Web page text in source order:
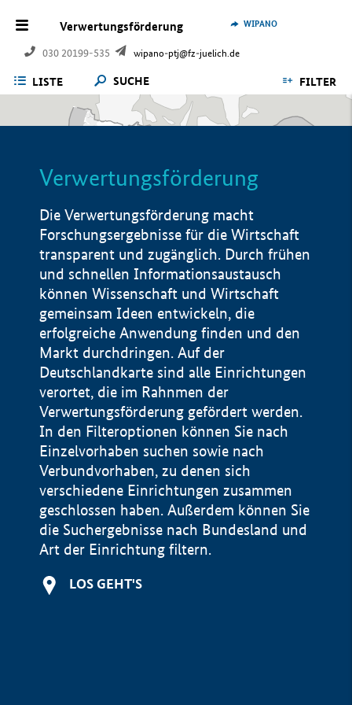
Verwertungsförderung
030 20199-535 wipano-ptj@fz-juelich.de
WIPANO
LISTE SUCHE FILTER
Verwertungsförderung
Die Verwertungsförderung macht
Forschungsergebnisse für die Wirtschaft
transparent und zugänglich. Durch frühen
und schnellen Informationsaustausch
können Wissenschaft und Wirtschaft
gemeinsam Ideen entwickeln, die
erfolgreiche Anwendung finden und den
Markt durchdringen. Auf der
Deutschlandkarte sind alle Einrichtungen
verortet, die im Rahnmen der
Verwertungsförderung gefördert werden.
In den Filteroptionen können Sie nach
Einzelvorhaben suchen sowie nach
Verbundvorhaben, zu denen sich
verschiedene Einrichtungen zusammen
geschlossen haben. Außerdem können Sie
die Suchergebnisse nach Bundesland und
Art der Einrichtung filtern.
LOS GEHT'S